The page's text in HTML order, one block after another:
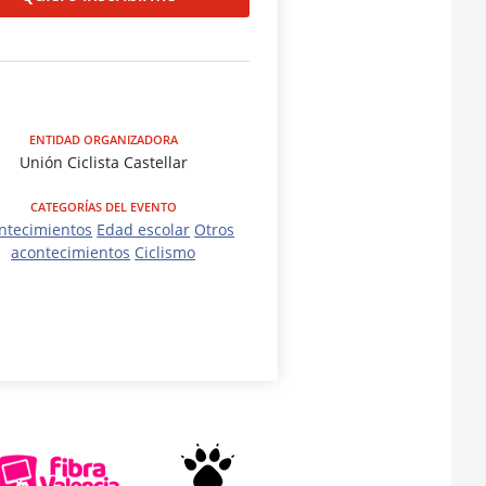
ENTIDAD ORGANIZADORA
Unión Ciclista Castellar
CATEGORÍAS DEL EVENTO
Edad escolar Otros
acontecimientos Ciclismo